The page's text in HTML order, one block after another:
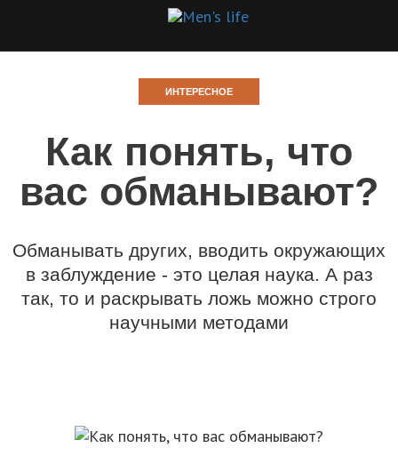
ИНТЕРЕСНОЕ
Как понять, что
вас обманывают?
Обманывать других, вводить окружающих
в заблуждение - это целая наука. А раз
так, то и раскрывать ложь можно строго
научными методами